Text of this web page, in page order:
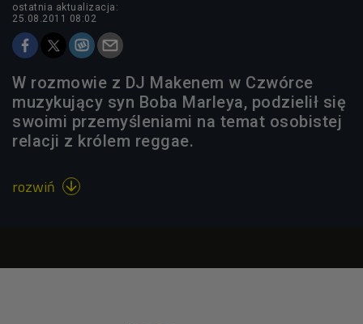
ostatnia aktualizacja:
25.08.2011 08:02
W rozmowie z DJ Makenem w Czwórce
muzykujący syn Boba Marleya, podzielił się
swoimi przemyśleniami na temat osobistej
relacji z królem reggae.
rozwiń 